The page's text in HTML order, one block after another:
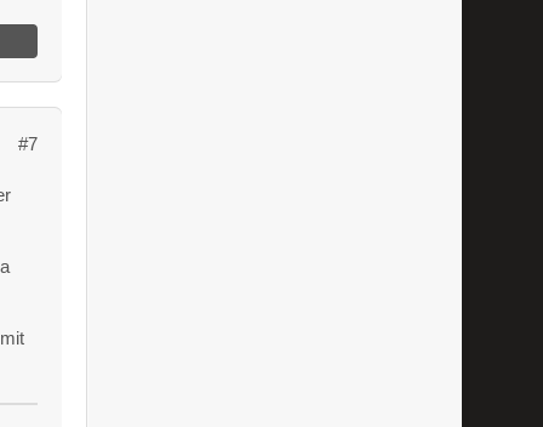
#7